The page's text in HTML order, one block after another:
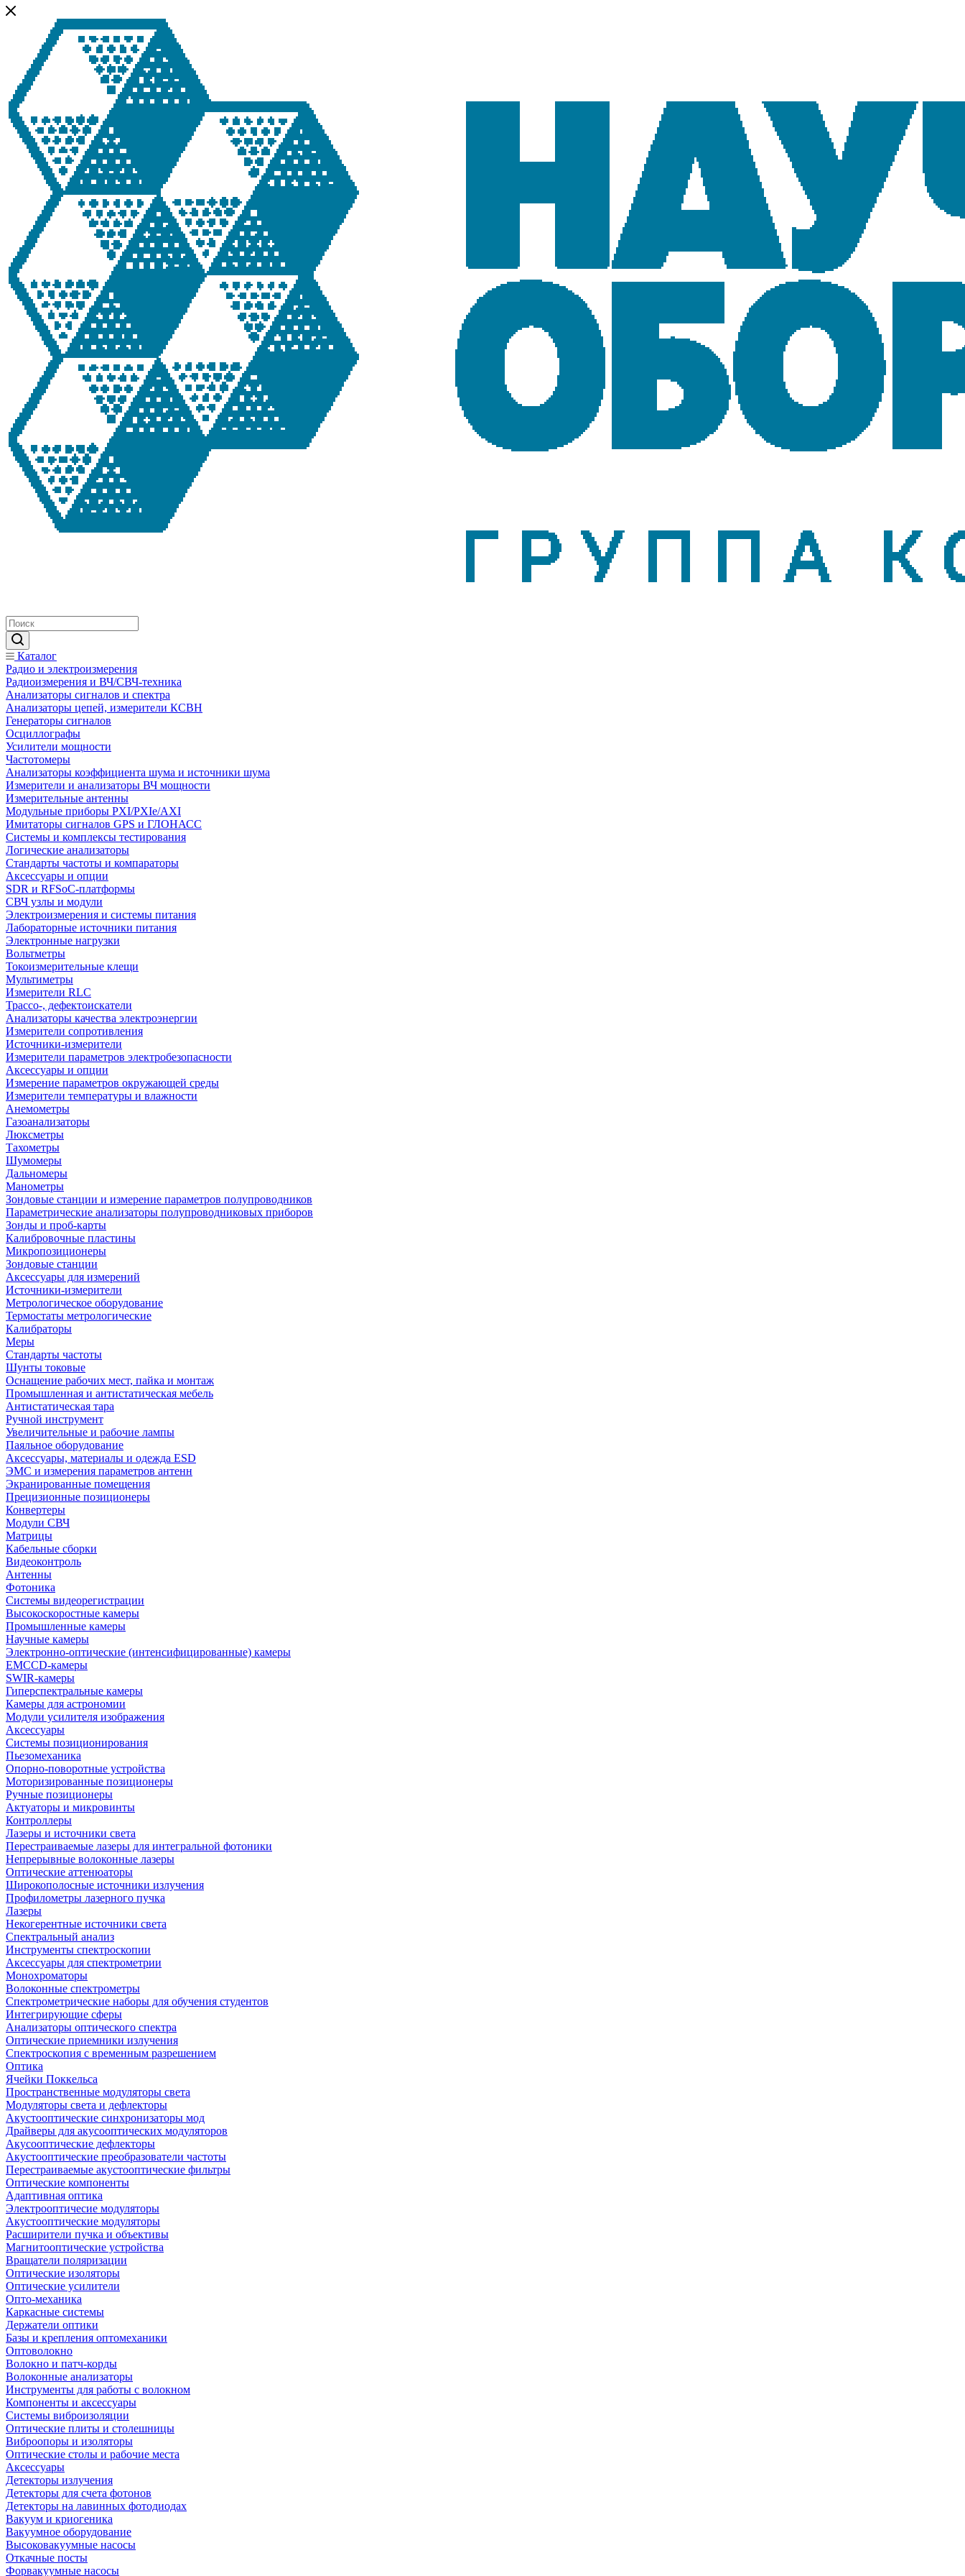
Каталог
Радио и электроизмерения
Радиоизмерения и ВЧ/СВЧ-техника
Анализаторы сигналов и спектра
Анализаторы цепей, измерители КСВН
Генераторы сигналов
Осциллографы
Усилители мощности
Частотомеры
Анализаторы коэффициента шума и источники шума
Измерители и анализаторы ВЧ мощности
Измерительные антенны
Модульные приборы PXI/PXIe/AXI
Имитаторы сигналов GPS и ГЛОНАСС
Системы и комплексы тестирования
Логические анализаторы
Стандарты частоты и компараторы
Аксессуары и опции
SDR и RFSoC‑платформы
СВЧ узлы и модули
Электроизмерения и системы питания
Лабораторные источники питания
Электронные нагрузки
Вольтметры
Токоизмерительные клещи
Мультиметры
Измерители RLC
Трассо-, дефектоискатели
Анализаторы качества электроэнергии
Измерители сопротивления
Источники-измерители
Измерители параметров электробезопасности
Аксессуары и опции
Измерение параметров окружающей среды
Измерители температуры и влажности
Анемометры
Газоанализаторы
Люксметры
Тахометры
Шумомеры
Дальномеры
Манометры
Зондовые станции и измерение параметров полупроводников
Параметрические анализаторы полупроводниковых приборов
Зонды и проб-карты
Калибровочные пластины
Микропозиционеры
Зондовые станции
Аксессуары для измерений
Источники-измерители
Метрологическое оборудование
Термостаты метрологические
Калибраторы
Меры
Стандарты частоты
Шунты токовые
Оснащение рабочих мест, пайка и монтаж
Промышленная и антистатическая мебель
Антистатическая тара
Ручной инструмент
Увеличительные и рабочие лампы
Паяльное оборудование
Аксессуары, материалы и одежда ESD
ЭМС и измерения параметров антенн
Экранированные помещения
Прецизионные позиционеры
Конвертеры
Модули СВЧ
Матрицы
Кабельные сборки
Видеоконтроль
Антенны
Фотоника
Cистемы видеорегистрации
Высокоскоростные камеры
Промышленные камеры
Научные камеры
Электронно-оптические (интенсифицированные) камеры
EMCCD-камеры
SWIR-камеры
Гиперспектральные камеры
Камеры для астрономии
Модули усилителя изображения
Аксессуары
Системы позиционирования
Пьезомеханика
Опорно-поворотные устройства
Моторизированные позиционеры
Ручные позиционеры
Актуаторы и микровинты
Контроллеры
Лазеры и источники света
Перестраиваемые лазеры для интегральной фотоники
Непрерывные волоконные лазеры
Оптические аттенюаторы
Широкополосные источники излучения
Профилометры лазерного пучка
Лазеры
Некогерентные источники света
Спектральный анализ
Инструменты спектроскопии
Аксессуары для спектрометрии
Монохроматоры
Волоконные спектрометры
Спектрометрические наборы для обучения студентов
Интегрирующие сферы
Анализаторы оптического спектра
Оптические приемники излучения
Спектроскопия с временным разрешением
Оптика
Ячейки Поккельса
Пространственные модуляторы света
Модуляторы света и дефлекторы
Акустооптические синхронизаторы мод
Драйверы для акусооптических модуляторов
Акусооптические дефлекторы
Акустооптические преобразователи частоты
Перестраиваемые акустооптические фильтры
Оптические компоненты
Адаптивная оптика
Электрооптичесие модуляторы
Акустооптические модуляторы
Расширители пучка и объективы
Магнитооптические устройства
Вращатели поляризации
Оптические изоляторы
Оптические усилители
Опто-механика
Каркасные системы
Держатели оптики
Базы и крепления оптомеханики
Оптоволокно
Волокно и патч-корды
Волоконные анализаторы
Инструменты для работы с волокном
Компоненты и аксессуары
Системы виброизоляции
Оптические плиты и столешницы
Виброопоры и изоляторы
Оптические столы и рабочие места
Аксессуары
Детекторы излучения
Детекторы для счета фотонов
Детекторы на лавинных фотодиодах
Вакуум и криогеника
Вакуумное оборудование
Высоковакуумные насосы
Откачные посты
Форвакуумные насосы